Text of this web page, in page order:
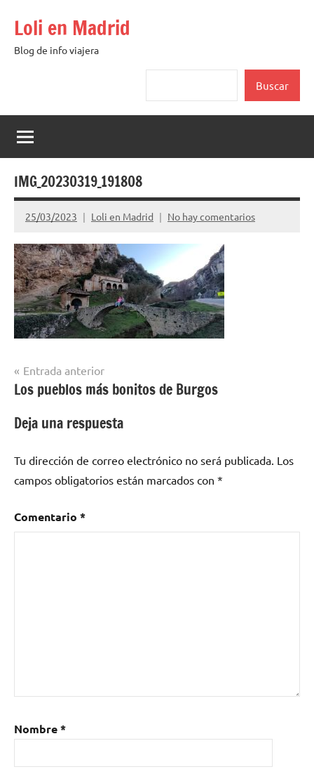
contenido
Loli en Madrid
Blog de info viajera
Buscar
IMG_20230319_191808
25/03/2023 Loli en Madrid No hay comentarios
Navegación
de
entradas
Entrada anterior
Los pueblos más bonitos de Burgos
Deja una respuesta
Tu dirección de correo electrónico no será publicada. Los
campos obligatorios están marcados con *
Comentario *
Nombre*